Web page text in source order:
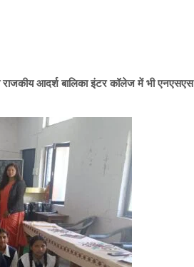
राजकीय आदर्श बालिका इंटर कॉलेज में भी एनएसएस